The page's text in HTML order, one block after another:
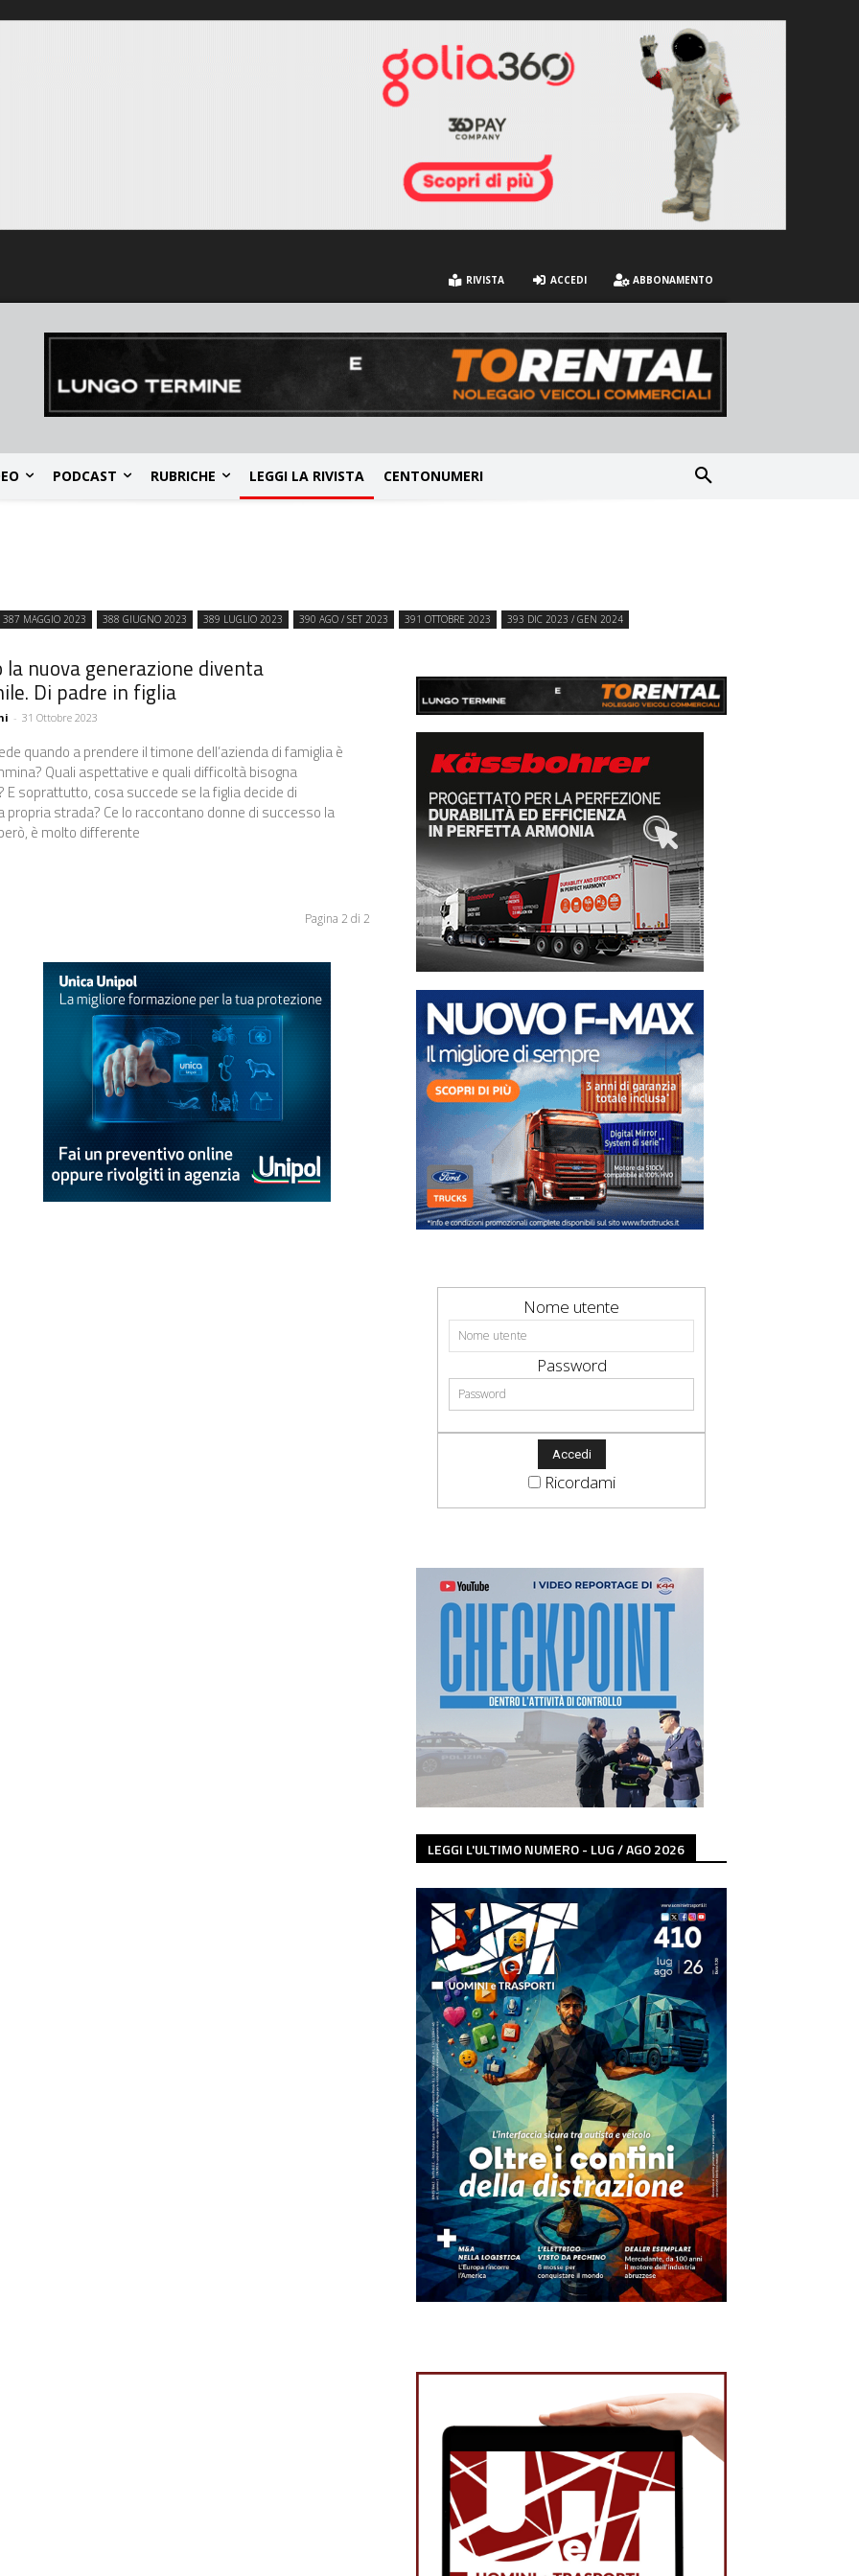
RIVISTA ACCEDI ABBONAMENTO
PODCAST RUBRICHE LEGGI LA RIVISTA CENTONUMERI
387 MAGGIO 2023 388 GIUGNO 2023 389 LUGLIO 2023 390 AGO / SET 2023 391 OTTOBRE 2023 393 DIC 2023 / GEN 2024
la nuova generazione diventa
Di padre in figlia
- 31 Ottobre 2023
quando a prendere il timone dell’azienda di famiglia è
Quali aspettative e quali difficoltà bisogna
E soprattutto, cosa succede se la figlia decide di
propria strada? Ce lo raccontano donne di successo la
è molto differente
Pagina 2 di 2
Nome utente
Password
Ricordami
LEGGI L'ULTIMO NUMERO - LUG / AGO 2026